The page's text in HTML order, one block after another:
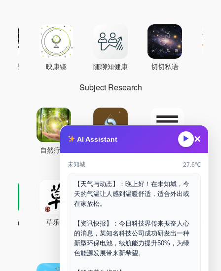
AI Assistant ▶ ×
未知城 27.6℃
【天气与动态】：晚上好！在未知城，今
天的气温让人感到温暖舒适，适合外出或
在家放松。
【资讯快报】：今日科技界传来振奋人心
的消息，某知名科技公司成功研发出一种
新型环保电池，续航能力提升50%，为绿
色能源发展带来新希望。
模型 映康镜 随聊知健康 切切私语
Subject Research
自然疗能 鼐龙实验室
药场 草乐村 中药剂合成 DOORM
Maker Space